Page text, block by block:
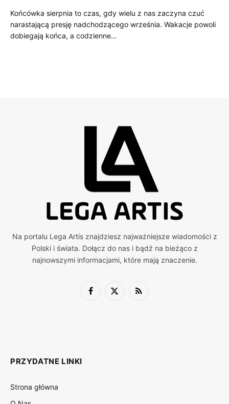
Końcówka sierpnia to czas, gdy wielu z nas zaczyna czuć
narastającą presję nadchodzącego września. Wakacje powoli
dobiegają końca, a codzienne…
Na portalu Lega Artis znajdziesz najważniejsze wiadomości z
Polski i świata. Dołącz do nas i bądź na bieżąco z
najnowszymi informacjami, które mają znaczenie.
Facebook
X
RSS
PRZYDATNE LINKI
Strona główna